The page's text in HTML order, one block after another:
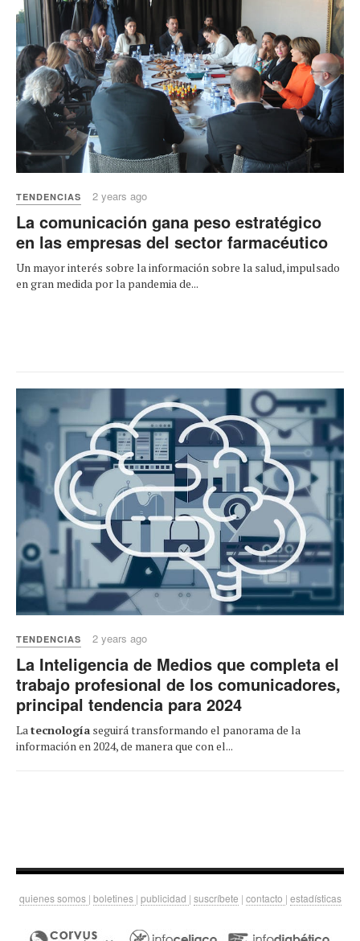
TENDENCIAS 2 years ago
La comunicación gana peso estratégico
en las empresas del sector farmacéutico
Un mayor interés sobre la información sobre la salud, impulsado
en gran medida por la pandemia de...
TENDENCIAS 2 years ago
La Inteligencia de Medios que completa el
trabajo profesional de los comunicadores,
principal tendencia para 2024
Latecnología seguirá transformando el panorama de la
información en 2024, de manera que con el...
quienes somos | boletines | publicidad | suscríbete | contacto | estadísticas